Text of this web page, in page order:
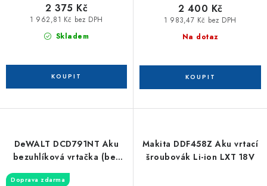
Skladem
1 962,81 Kč bez DPH
2 375 Kč
Na dotaz
1 983,47 Kč bez DPH
2 400 Kč
DeWALT DCD791NT Aku
bezuhlíková vrtačka (bez
Doprava zdarma
Makita DDF458Z Aku vrtací
šroubovák Li-ion LXT 18V